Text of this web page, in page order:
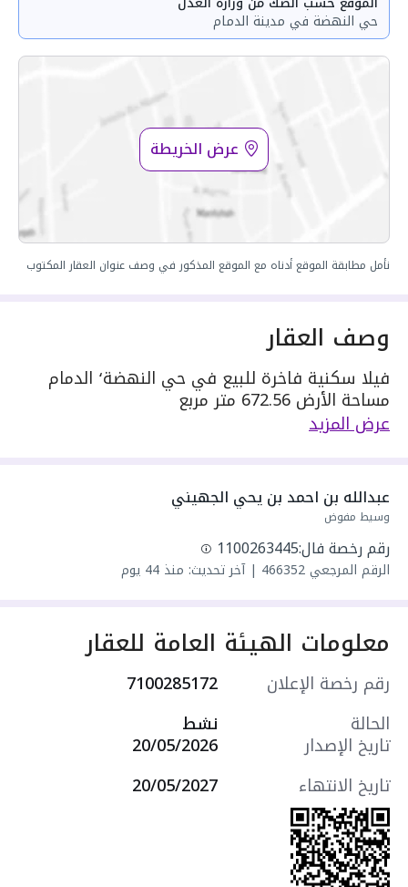
حي النهضة في مدينة الدمام
عرض الخريطة
نأمل مطابقة الموقع أدناه مع الموقع المذكور في وصف عنوان العقار المكتوب
وصف العقار
فيلا سكنية فاخرة للبيع في حي النهضة٬ الدمام
مساحة الأرض 672.56 متر مربع
يحدها 1 شارع: شمالية٬ بعرض 20 م
مكونة من: 12 غرف
واصل مياه
سنة البناء: 2023
سعرها 6500000 ر.س
عرض المزيد
عبدالله بن احمد بن يحي الجهيني
وسيط مفوض
رقم رخصة فال:1100263445
الرقم المرجعي466352
|آخر تحديث: منذ 44 يوم
معلومات الهيئة العامة للعقار
رقم رخصة الإعلان
7100285172
الحالة
نشط
تاريخ الإصدار
20/05/2026
تاريخ الانتهاء
20/05/2027